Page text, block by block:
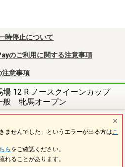
時停止について
のご利用に関する注意事項
注意事項
12 R ノースクイーンカップ
般 牝馬オープン
ませんでした」というエラーが出る方はこ
ら をご確認ください。
れることがあります。